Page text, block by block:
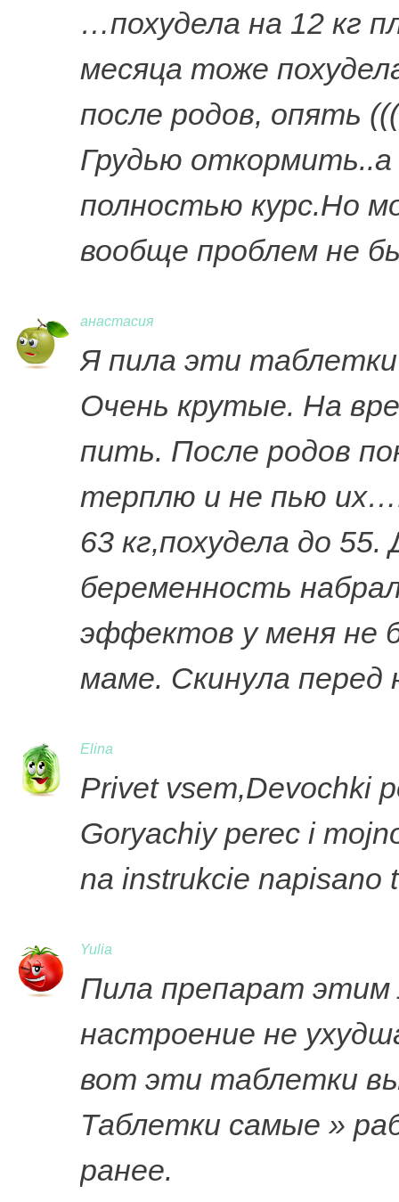
…похудела на 12 кг
месяца тоже
после родов, опять
Грудью откормить..а
полностью курс.Но
вообще проблем не
анастасия
Я пила эти
Очень крутые. На
пить. После родов
терплю и не пью
63 кг,похудела до
беременность
эффектов у меня не
маме. Скинула перед
Elina
Privet vsem,Devochki
Goryachiy perec i
na instrukcie napisano
Yulia
Пила препарат этим
настроение не
вот эти таблетки
Таблетки самые »
ранее.